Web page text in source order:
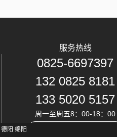
服务热线
0825-6697397
132 0825 8181
133 5020 5157
周一至周五8：00-18：00
德阳 绵阳